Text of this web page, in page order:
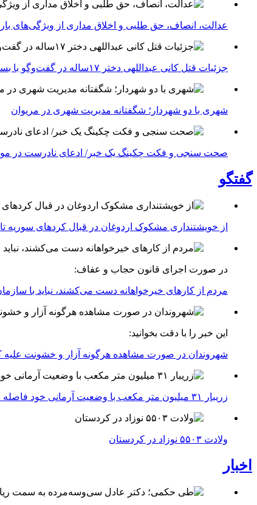
عدالت، انصاف، حق طلبی و اخلاق مداری از ویژگی‌های بارز
جزئیات قتل کانی عبداللهی دختر ۱۷ساله در گفت‌وگو با بستگان و مسئولان پیرانشهر/ مردن به جرم دوست داشتن
شهری با دو شهردار؛ شگفتانه مدیریت شهری در مریوان
صحت سنجی و فکت چکینگ یک خبر/ ادعای نادرست در مورد
گفتگو
از خویشتنداری مشکوک اردوغان در قبال کردهای سوریه
در صورت اجرای قانون حجاب و عفاف:
مردم از کارهای خیرخواهانه دست می‌کشند، نباید با
این خبر را با دقت بخوانید:
شهروندان در صورت مشاهده هرگونه آزار و خشونت علیه کودکان مراتب را با شماره
زریبار ۳۱ میلیون متر مکعب با وضعیت آرمانی خود فاصله دارد
ولادت ۵۵۰۳ نوزاد در کردستان
اخبار